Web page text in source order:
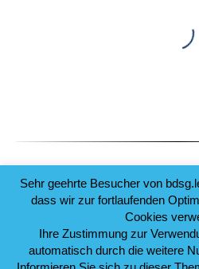
Sehr geehrte Besucher von
dass wir zur fortlaufenden
Cookies
Ihre Zustimmung zur
automatisch durch die weitere